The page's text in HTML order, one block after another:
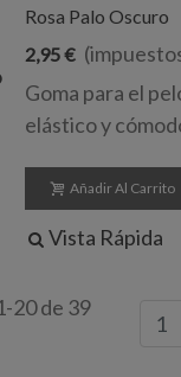
Rosa Palo Oscuro
2,95 €
Goma para el
elástico y
Añadir Al Carrito
Vista Rápida
20 de 39
1